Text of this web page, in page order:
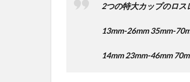
2つの特大カップのロス
13mm-26mm 35mm-
14mm 23mm-46mm